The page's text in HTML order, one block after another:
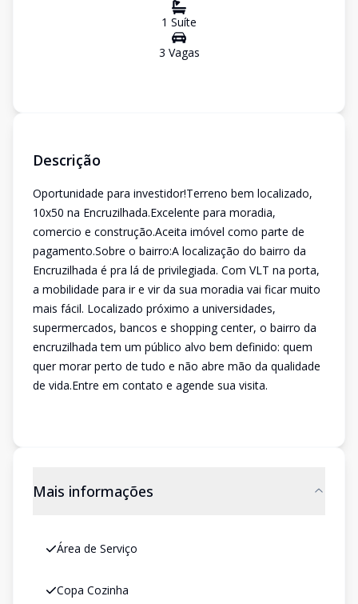
1 Suíte
3 Vagas
Descrição
Oportunidade para investidor!Terreno bem localizado,
10x50 na Encruzilhada.Excelente para moradia,
comercio e construção.Aceita imóvel como parte de
pagamento.Sobre o bairro:A localização do bairro da
Encruzilhada é pra lá de privilegiada. Com VLT na porta,
a mobilidade para ir e vir da sua moradia vai ficar muito
mais fácil. Localizado próximo a universidades,
supermercados, bancos e shopping center, o bairro da
encruzilhada tem um público alvo bem definido: quem
quer morar perto de tudo e não abre mão da qualidade
de vida.Entre em contato e agende sua visita.
Mais informações
Área de Serviço
Copa Cozinha